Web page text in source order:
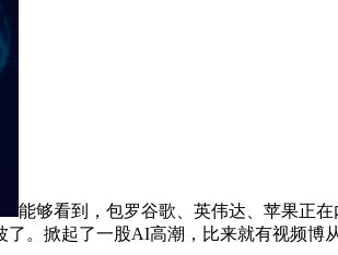
能够看到，包罗谷歌、英伟达、苹果正
。掀起了一股AI高潮，比来就有视频博